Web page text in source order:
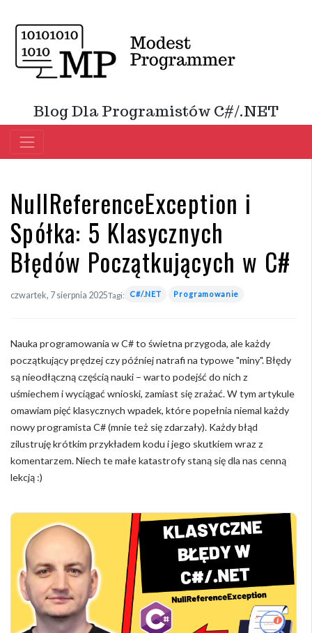
Blog Dla Programistów C#/.NET
NullReferenceException i
Spółka: 5 Klasycznych
Błędów Początkujących w C#
czwartek, 7 sierpnia 2025Tagi: C#/.NET Programowanie
Nauka programowania w C# to świetna przygoda, ale każdy
początkujący prędzej czy później natrafi na typowe "miny". Błędy
są nieodłączną częścią nauki – warto podejść do nich z
uśmiechem i wyciągać wnioski, zamiast się zrażać. W tym artykule
omawiam pięć klasycznych wpadek, które popełnia niemal każdy
nowy programista C# (mnie też się zdarzały). Każdy błąd
zilustruję krótkim przykładem kodu i jego skutkiem wraz z
komentarzem. Niech te małe katastrofy staną się dla nas cenną
lekcją :)